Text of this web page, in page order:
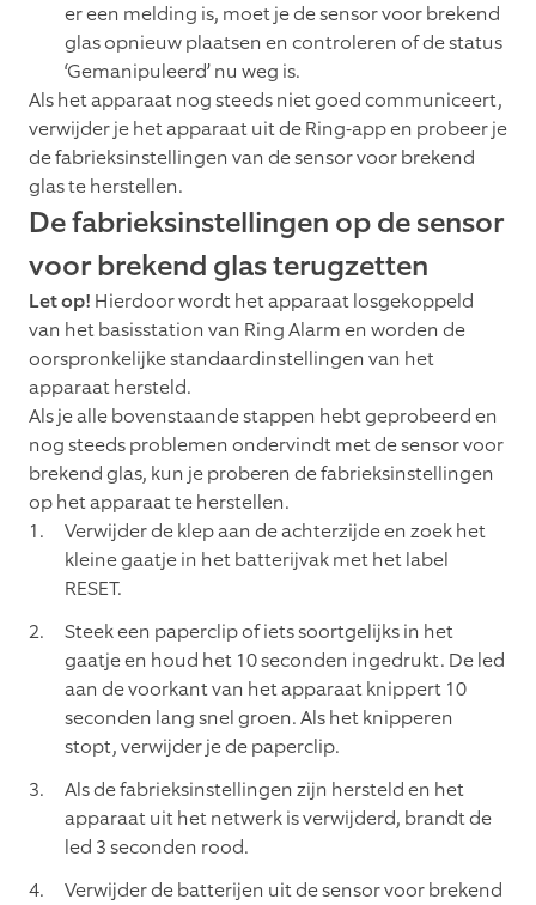
er een melding is, moet je de sensor voor brekend
glas opnieuw plaatsen en controleren of de status
‘Gemanipuleerd’ nu weg is.
Als het apparaat nog steeds niet goed communiceert,
verwijder je het apparaat uit de Ring-app en probeer je
de fabrieksinstellingen van de sensor voor brekend
glas te herstellen.
De fabrieksinstellingen op de sensor
voor brekend glas terugzetten
Let op! Hierdoor wordt het apparaat losgekoppeld
van het basisstation van Ring Alarm en worden de
oorspronkelijke standaardinstellingen van het
apparaat hersteld.
Als je alle bovenstaande stappen hebt geprobeerd en
nog steeds problemen ondervindt met de sensor voor
brekend glas, kun je proberen de fabrieksinstellingen
op het apparaat te herstellen.
Verwijder de klep aan de achterzijde en zoek het
kleine gaatje in het batterijvak met het label
RESET.
Steek een paperclip of iets soortgelijks in het
gaatje en houd het 10 seconden ingedrukt. De led
aan de voorkant van het apparaat knippert 10
seconden lang snel groen. Als het knipperen
stopt, verwijder je de paperclip.
Als de fabrieksinstellingen zijn hersteld en het
apparaat uit het netwerk is verwijderd, brandt de
led 3 seconden rood.
Verwijder de batterijen uit de sensor voor brekend